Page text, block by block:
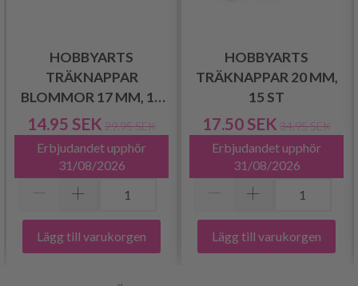
HOBBYARTS
TRÄKNAPPAR
BLOMMOR 17 MM, 10
ST
14.95 SEK 29.95 SEK
Erbjudandet upphör
31/08/2026
Lägg till varukorgen
HOBBYARTS
TRÄKNAPPAR 20 MM,
15 ST
17.50 SEK 34.95 SEK
Erbjudandet upphör
31/08/2026
Lägg till varukorgen